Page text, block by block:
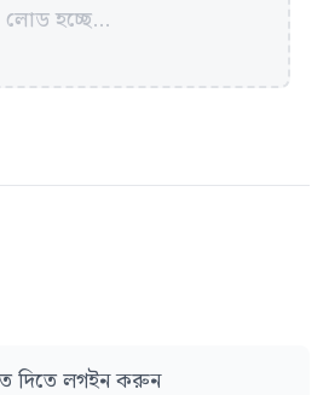
লোড হচ্ছে...
দিতে লগইন করুন